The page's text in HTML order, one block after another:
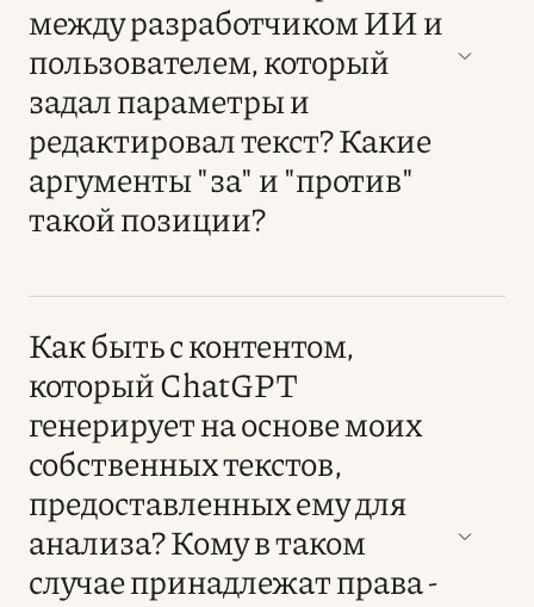
между разработчиком ИИ и
пользователем, который
задал параметры и
редактировал текст? Какие
аргументы "за" и "против"
такой позиции?
Как быть с контентом,
который ChatGPT
генерирует на основе моих
собственных текстов,
предоставленных ему для
анализа? Кому в таком
случае принадлежат права -